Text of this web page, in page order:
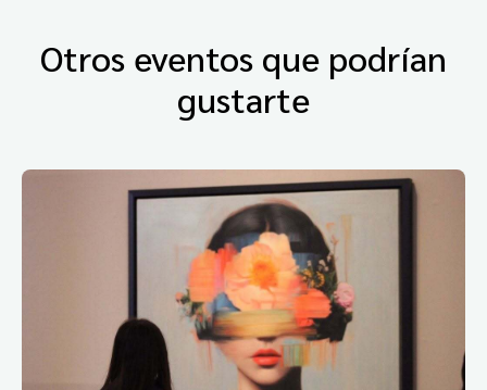
Otros eventos que podrían
gustarte